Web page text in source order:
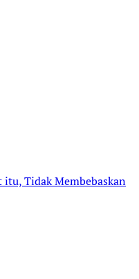
itu, Tidak Membebaskan